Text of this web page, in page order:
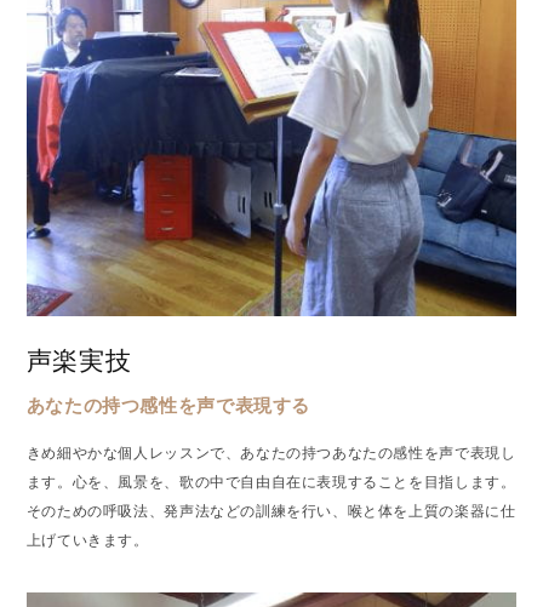
声楽実技
あなたの持つ感性を声で表現する
きめ細やかな個人レッスンで、あなたの持つあなたの感性を声で表現し
ます。心を、風景を、歌の中で自由自在に表現することを目指します。
そのための呼吸法、発声法などの訓練を行い、喉と体を上質の楽器に仕
上げていきます。